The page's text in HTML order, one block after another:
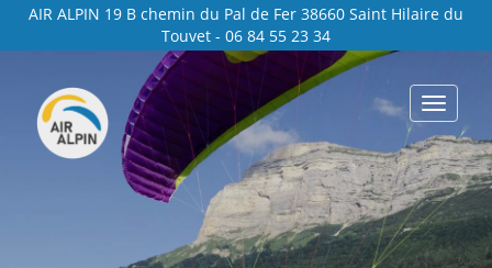
AIR ALPIN 19 B chemin du Pal de Fer 38660 Saint Hilaire du
Touvet - 06 84 55 23 34
Toggle
Panneau de gestion des cookies